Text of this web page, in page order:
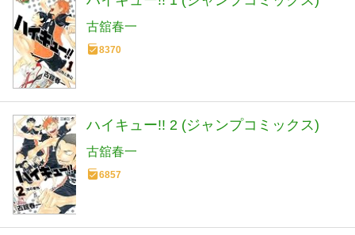
古舘春一
8370
ハイキュー!! 2 (ジャンプコミックス)
古舘春一
6857